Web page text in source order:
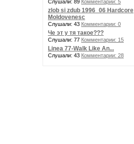
Слушали: 89 Комментарии: 5
zlob si zdub 1996_06 Hardcore
Moldovenesc
Слушали: 43 Комментарии: 0
Че эт у тя такое???
Слушали: 77 Комментарии: 15
Linea 77-Walk Like An...
Слушали: 43 Комментарии: 28